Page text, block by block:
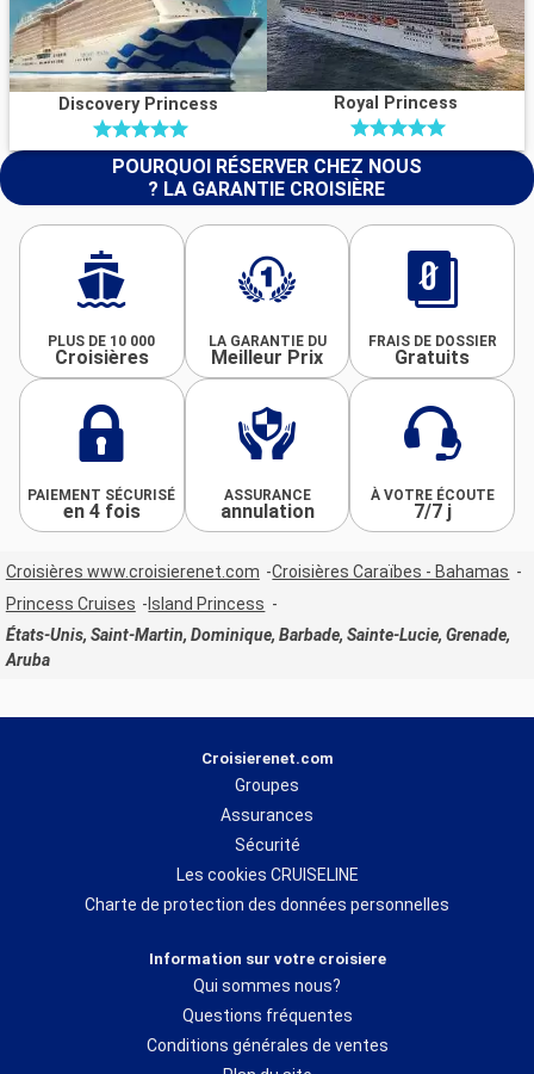
Discovery Princess Royal Princess
POURQUOI RÉSERVER CHEZ NOUS
? LA GARANTIE CROISIÈRE
PLUS DE 10 000
Croisières
LA GARANTIE DU
Meilleur Prix
FRAIS DE DOSSIER
Gratuits
PAIEMENT SÉCURISÉ
en 4 fois
ASSURANCE
annulation
À VOTRE ÉCOUTE
7/7 j
Croisières www.croisierenet.com
Croisières Caraïbes - Bahamas
Princess Cruises
Island Princess
États-Unis, Saint-Martin, Dominique, Barbade, Sainte-Lucie, Grenade,
Aruba
Croisierenet.com
Groupes
Assurances
Sécurité
Les cookies CRUISELINE
Charte de protection des données personnelles
Information sur votre croisiere
Qui sommes nous?
Questions fréquentes
Conditions générales de ventes